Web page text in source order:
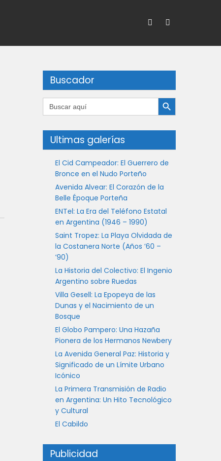
Buscador
Buscar: Botón de búsqueda
Ultimas galerías
El Cid Campeador: El Guerrero de
Bronce en el Nudo Porteño
Avenida Alvear: El Corazón de la
Belle Époque Porteña
ENTel: La Era del Teléfono Estatal
en Argentina (1946 – 1990)
Saint Tropez: La Playa Olvidada de
la Costanera Norte (Años ’60 –
’90)
La Historia del Colectivo: El Ingenio
Argentino sobre Ruedas
Villa Gesell: La Epopeya de las
Dunas y el Nacimiento de un
Bosque
El Globo Pampero: Una Hazaña
Pionera de los Hermanos Newbery
La Avenida General Paz: Historia y
Significado de un Límite Urbano
Icónico
La Primera Transmisión de Radio
en Argentina: Un Hito Tecnológico
y Cultural
El Cabildo
Publicidad